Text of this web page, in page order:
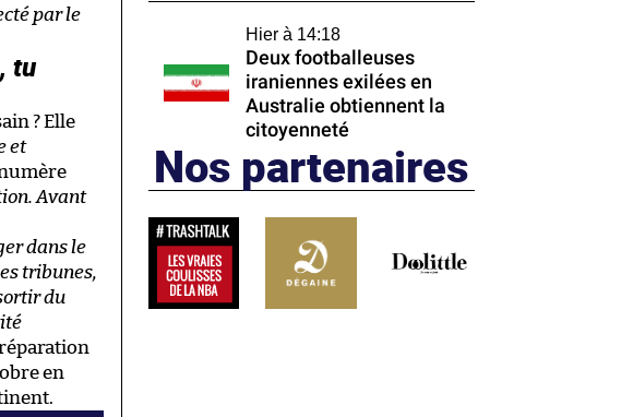
par le
tu
? Elle
et
Avant
dans le
tribunes,
du
en
Hier à 14:18
Deux footballeuses
iraniennes exilées en
Australie obtiennent la
citoyenneté
Nos partenaires